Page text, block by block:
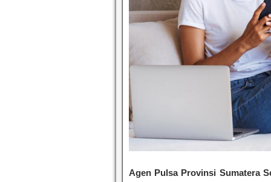
Agen Pulsa Provinsi Sumatera